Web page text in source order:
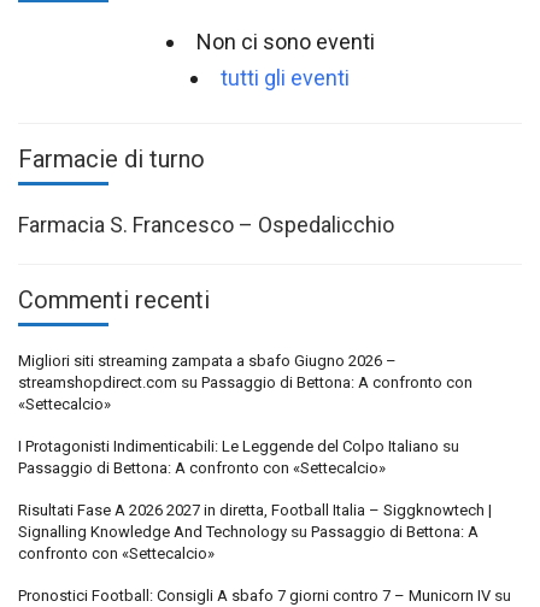
Non ci sono eventi
tutti gli eventi
Farmacie di turno
Farmacia S. Francesco – Ospedalicchio
Commenti recenti
Migliori siti streaming zampata a sbafo Giugno 2026 –
streamshopdirect.com su Passaggio di Bettona: A confronto con
«Settecalcio»
I Protagonisti Indimenticabili: Le Leggende del Colpo Italiano su
Passaggio di Bettona: A confronto con «Settecalcio»
Risultati Fase A 2026 2027 in diretta, Football Italia – Siggknowtech |
Signalling Knowledge And Technology su Passaggio di Bettona: A
confronto con «Settecalcio»
Pronostici Football: Consigli A sbafo 7 giorni contro 7 – Municorn IV su